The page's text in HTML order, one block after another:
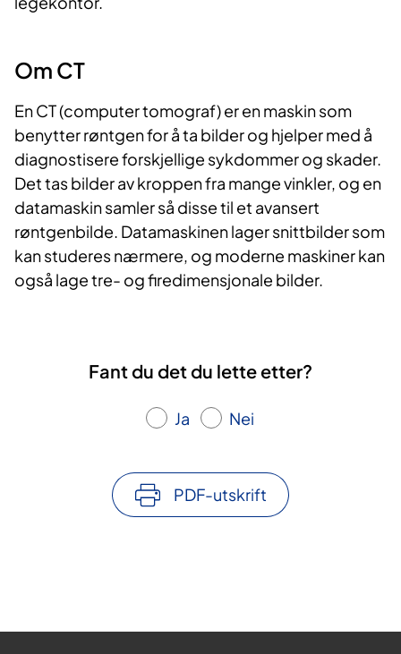
Om CT
En CT (computer tomograf) er en maskin som
benytter røntgen for å ta bilder og hjelper med å
diagnostisere forskjellige sykdommer og skader.
Det tas bilder av kroppen fra mange vinkler, og en
datamaskin samler så disse til et avansert
røntgenbilde. Datamaskinen lager snittbilder som
kan studeres nærmere, og moderne maskiner kan
også lage tre- og firedimensjonale bilder.​
Fant du det du lette etter?
Ja Nei
PDF-utskrift